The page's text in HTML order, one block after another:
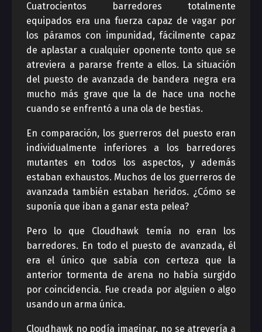
Cuatrocientos barredores totalmente
equipados era una fuerza capaz de vagar por
los páramos con impunidad, fácilmente capaz
de aplastar a cualquier oponente tonto que se
atreviera a pararse frente a ellos. La situación
del puesto de avanzada de bandera negra era
mucho más grave que la de hace una noche
cuando se enfrentó a una ola de bestias.
En comparación, los guerreros del puesto eran
individualmente inferiores a los barredores
mutantes en todos los aspectos, y además
estaban exhaustos. Muchos de los guerreros de
avanzada también estaban heridos. ¿Cómo se
suponía que iban a ganar esta pelea?
Pero lo que Cloudhawk temía no eran los
barredores. En todo el puesto de avanzada, él
era el único que sabía con certeza que la
anterior tormenta de arena no había surgido
por coincidencia. Fue creada por alguien o algo
usando un arma única.
Cloudhawk no podía imaginar, no se atrevería a